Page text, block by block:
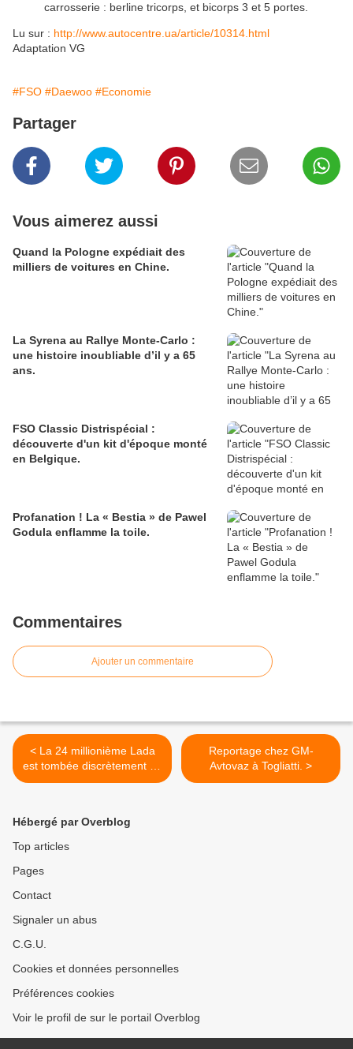
carrosserie : berline tricorps, et bicorps 3 et 5 portes.
Lu sur : http://www.autocentre.ua/article/10314.html
Adaptation VG
#FSO #Daewoo #Economie
Partager
Vous aimerez aussi
Quand la Pologne expédiait des
milliers de voitures en Chine.
La Syrena au Rallye Monte-Carlo :
une histoire inoubliable d’il y a 65
ans.
FSO Classic Distrispécial :
découverte d'un kit d'époque monté
en Belgique.
Profanation ! La « Bestia » de Pawel
Godula enflamme la toile.
Commentaires
Ajouter un commentaire
< La 24 millionième Lada
est tombée discrètement de
chaîne !!!
Reportage chez GM-
Avtovaz à Togliatti. >
Hébergé par Overblog
Top articles
Pages
Contact
Signaler un abus
C.G.U.
Cookies et données personnelles
Préférences cookies
Voir le profil de sur le portail Overblog